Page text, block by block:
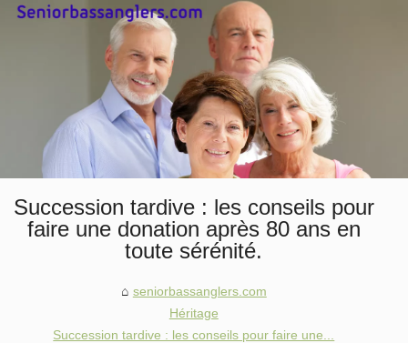
Succession tardive : les conseils pour
faire une donation après 80 ans en
toute sérénité.
seniorbassanglers.com
Héritage
Succession tardive : les conseils pour faire une...